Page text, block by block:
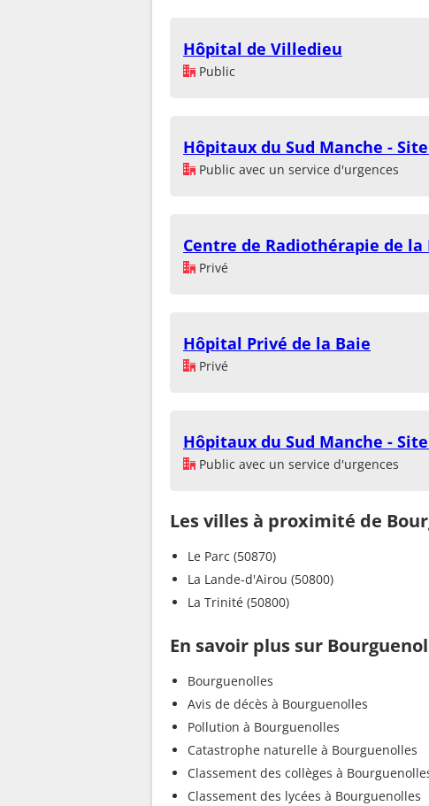
Hôpital de Villedieu
Public
Hôpitaux du Sud Manche -
Public avec un service d'urgences
Centre de Radiothérapie de la
Privé
Hôpital Privé de la Baie
Privé
Hôpitaux du Sud Manche -
Public avec un service d'urgences
Les villes à proximité de
Le Parc (50870)
La Lande-d'Airou (50800)
La Trinité (50800)
En savoir plus sur
Bourguenolles
Avis de décès à Bourguenolles
Pollution à Bourguenolles
Catastrophe naturelle à Bourguenolles
Classement des collèges à
Classement des lycées à Bourguenolles